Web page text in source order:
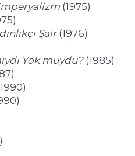
(1975)
Şair(1976)
Yok muydu?(1985)